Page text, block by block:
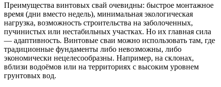
Преимущества винтовых свай очевидны: быстрое монтажное
время (дни вместо недель), минимальная экологическая
нагрузка, возможность строительства на заболоченных,
пучинистых или нестабильных участках. Но их главная сила
— адаптивность. Винтовые сваи можно использовать там, где
традиционные фундаменты либо невозможны, либо
экономически нецелесообразны. Например, на склонах,
вблизи водоёмов или на территориях с высоким уровнем
грунтовых вод.